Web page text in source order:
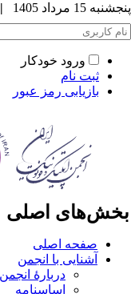
15 مرداد 1405 |
ورود خودکار
ثبت نام
بازیابی رمز عبور
اصلی
صفحه اصلی
آشنایی با انجمن
دربارۀ انجمن
اساسنامه